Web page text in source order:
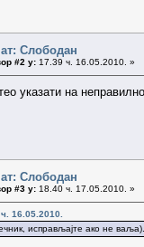
Слободан
#2 у: 17.39 ч. 16.05.2010. »
указати на
Слободан
#3 у: 18.40 ч. 17.05.2010. »
16.05.2010.
исправљајте ако не ваља).